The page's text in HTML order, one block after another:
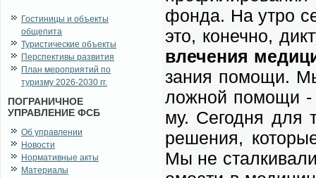
Гостиницы и объекты
общепита
Туристические объекты
Перспективы развития
План мероприятий по
туризму 2026-2030 гг.
ПОГРАНИЧНОЕ
УПРАВЛЕНИЕ ФСБ
Об управлении
Новости
Нормативные акты
Материалы
фон­да. На утро
это, ко­неч­но,
вле­че­ния
за­ния по­мо­щи.
лож­ной по­мо­щи
му. Се­го­дня для
ре­ше­ния,
Мы не